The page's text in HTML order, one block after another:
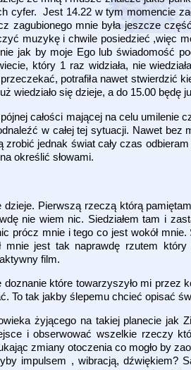
cyfer. Jest 14.22 w tym momencie
zagubionego mnie była jeszcze
muzykę i chwile posiedzieć ,więc
jak by moje Ego lub świadomość
który 1 raz widziała, nie
potrafiła nawet stwierdzić
wiedziało się dzieje, a do 15.00 będę
całości mającej na celu umilenie
w całej tej sytuacji. Nawet
jednak świat cały czas
określić słowami.
Pierwszą rzeczą którą
nie wiem nic. Siedziałem tam i
prócz mnie i tego co jest wokół
jest tak naprawdę rzutem
film.
które towarzyszyło mi przez
To tak jakby ślepemu chcieć opisać
żyjącego na takiej planecie jak
i obserwować wszelkie rzeczy
zmiany otoczenia co mogło by
impulsem , wibracją, dźwiękiem?